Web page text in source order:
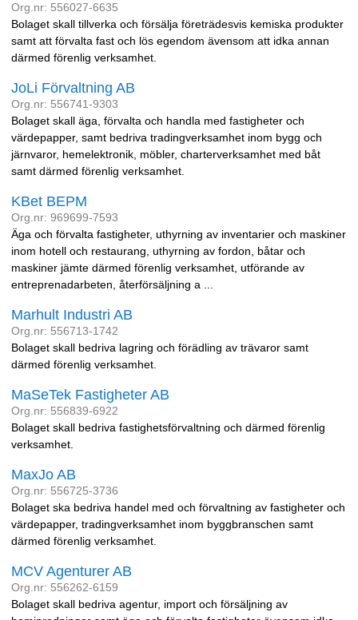
Org.nr: 556027-6635
Bolaget skall tillverka och försälja företrädesvis kemiska produkter
samt att förvalta fast och lös egendom ävensom att idka annan
därmed förenlig verksamhet.
JoLi Förvaltning AB
Org.nr: 556741-9303
Bolaget skall äga, förvalta och handla med fastigheter och
värdepapper, samt bedriva tradingverksamhet inom bygg och
järnvaror, hemelektronik, möbler, charterverksamhet med båt
samt därmed förenlig verksamhet.
KBet BEPM
Org.nr: 969699-7593
Äga och förvalta fastigheter, uthyrning av inventarier och maskiner
inom hotell och restaurang, uthyrning av fordon, båtar och
maskiner jämte därmed förenlig verksamhet, utförande av
entreprenadarbeten, återförsäljning a ...
Marhult Industri AB
Org.nr: 556713-1742
Bolaget skall bedriva lagring och förädling av trävaror samt
därmed förenlig verksamhet.
MaSeTek Fastigheter AB
Org.nr: 556839-6922
Bolaget skall bedriva fastighetsförvaltning och därmed förenlig
verksamhet.
MaxJo AB
Org.nr: 556725-3736
Bolaget ska bedriva handel med och förvaltning av fastigheter och
värdepapper, tradingverksamhet inom byggbranschen samt
därmed förenlig verksamhet.
MCV Agenturer AB
Org.nr: 556262-6159
Bolaget skall bedriva agentur, import och försäljning av